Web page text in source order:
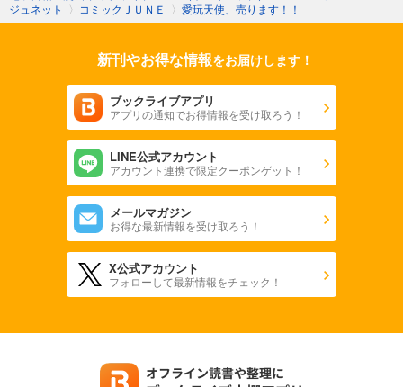
ジュネット
〉 コミックＪＵＮＥ 〉 愛玩天使、売ります！！
新刊やお得な情報をお届けします！
ブックライブアプリ
アプリの通知でお得情報を受け取ろう！
LINE公式アカウント
アカウント連携で限定クーポンゲット！
メールマガジン
お得な最新情報を受け取ろう！
X公式アカウント
フォローして最新情報をチェック！